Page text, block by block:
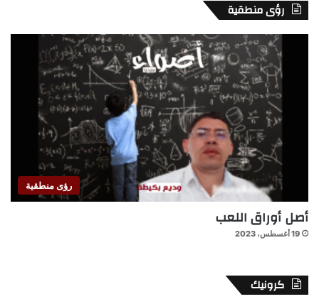
رؤى منطقية
رؤى منطقية
أصل أوراق اللعب
19 أغسطس، 2023
كرونيك